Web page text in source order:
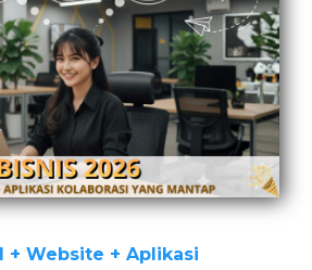
+ Website + Aplikasi